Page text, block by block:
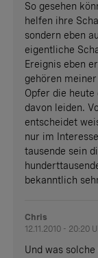
So gesehen
helfen ihre
sondern eben
eigentliche
Ereignis eben
gehören
Opfer die
davon leiden.
entscheidet
nur im
tausende sein
bekanntlich
Chris
12.11.2010 - 20:20
Und was